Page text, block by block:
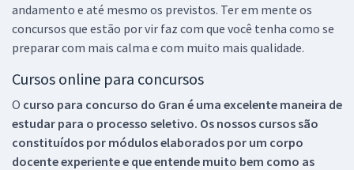
andamento e até mesmo os previstos. Ter em mente os
concursos que estão por vir faz com que você tenha como se
preparar com mais calma e com muito mais qualidade.
Cursos online para concursos
O curso para concurso do Gran é uma excelente maneira de
estudar para o processo seletivo. Os nossos cursos são
constituídos por módulos elaborados por um corpo
docente experiente e que entende muito bem como as